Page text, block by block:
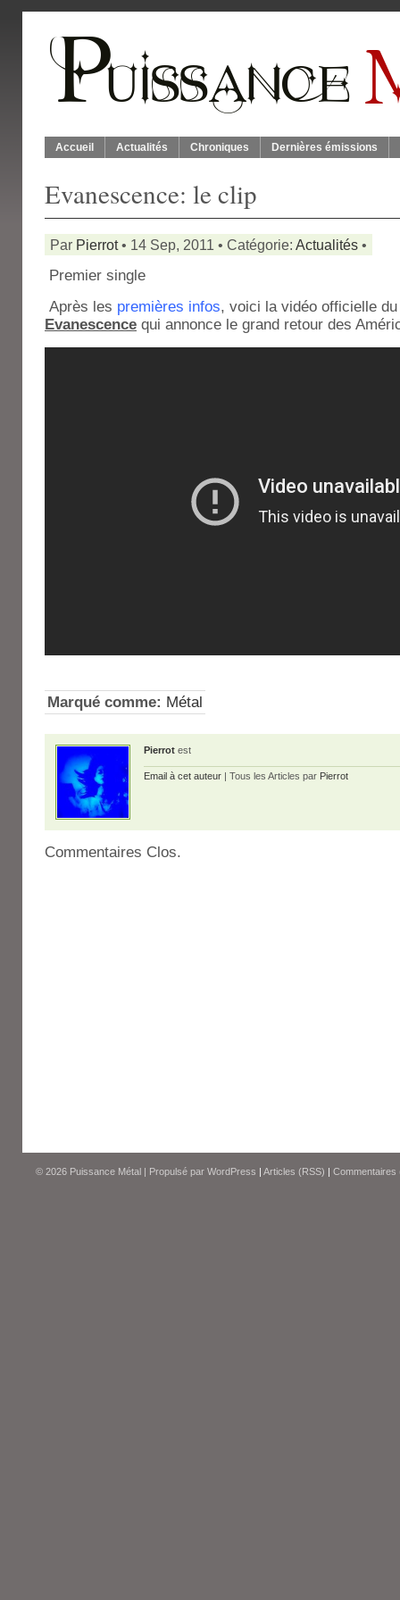
Accueil Actualités Chroniques Dernières émissions
Evanescence: le clip
Par Pierrot• 14 Sep, 2011 • Catégorie: Actualités •
Premier single
Après les premières infos, voici la vidéo officielle
Evanescence qui annonce le grand retour des
Marqué comme: Métal
Pierrot est
Email à cet auteur | Tous les Articles par Pierrot
Commentaires Clos.
© 2026 Puissance Métal | Propulsé par WordPress | Articles (RSS) | Commentaires